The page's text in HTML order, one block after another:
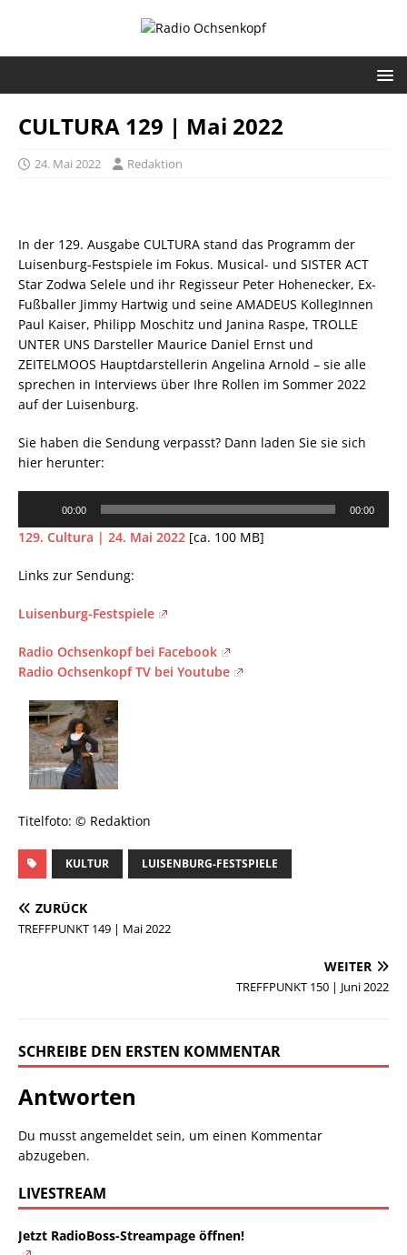
CULTURA 129 | Mai 2022
24. Mai 2022 Redaktion
In der 129. Ausgabe CULTURA stand das Programm der
Luisenburg-Festspiele im Fokus. Musical- und SISTER ACT
Star Zodwa Selele und ihr Regisseur Peter Hohenecker, Ex-
Fußballer Jimmy Hartwig und seine AMADEUS KollegInnen
Paul Kaiser, Philipp Moschitz und Janina Raspe, TROLLE
UNTER UNS Darsteller Maurice Daniel Ernst und
ZEITELMOOS Hauptdarstellerin Angelina Arnold – sie alle
sprechen in Interviews über Ihre Rollen im Sommer 2022
auf der Luisenburg.
Sie haben die Sendung verpasst? Dann laden Sie sie sich
hier herunter:
00:00 00:00
129. Cultura | 24. Mai 2022 [ca. 100 MB]
Links zur Sendung:
Luisenburg-Festspiele
Radio Ochsenkopf bei Facebook
Radio Ochsenkopf TV bei Youtube
Titelfoto: © Redaktion
KULTUR LUISENBURG-FESTSPIELE
ZURÜCK
TREFFPUNKT 149 | Mai 2022
WEITER
TREFFPUNKT 150 | Juni 2022
SCHREIBE DEN ERSTEN KOMMENTAR
Antworten
Du musst angemeldet sein, um einen Kommentar
abzugeben.
LIVESTREAM
Jetzt RadioBoss-Streampage öffnen!